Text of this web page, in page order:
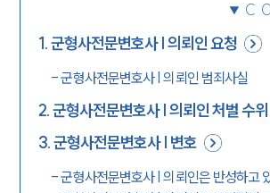
1.군형사전문변호사 | 의뢰인 요청
-군형사전문변호사 | 의뢰인 범죄사실
2.군형사전문변호사 | 의뢰인 처벌 수위
3.군형사전문변호사 | 변호
-군형사전문변호사 | 의뢰인은 반성하고